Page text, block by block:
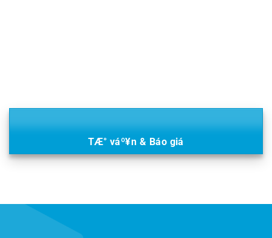
TÆ° váº¥n & Báo giá